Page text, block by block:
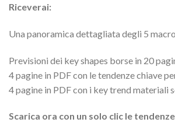
Riceverai:
Una panoramica dettagliata degli 5
Previsioni dei key shapes borse in 20
4 pagine in PDF con le tendenze chiave
4 pagine in PDF con i key trend materiali
Scarica ora con un solo clic le